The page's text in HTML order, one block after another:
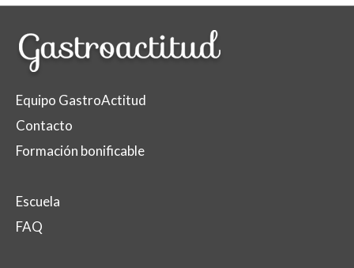
Equipo GastroActitud
Contacto
Formación bonificable
Escuela
FAQ